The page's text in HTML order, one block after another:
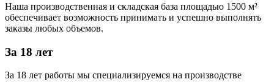
Наша производственная и складская база площадью 1500 м²
обеспечивает возможность принимать и успешно выполнять
заказы любых объемов.
За 18 лет
За 18 лет работы мы специализируемся на производстве